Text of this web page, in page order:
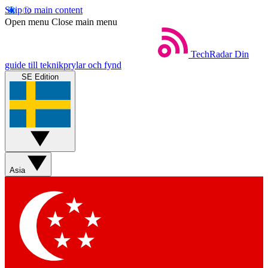
Skip to main content
Open menu Close main menu
TechRadar Din
guide till teknikprylar och fynd
SE Edition
Asia